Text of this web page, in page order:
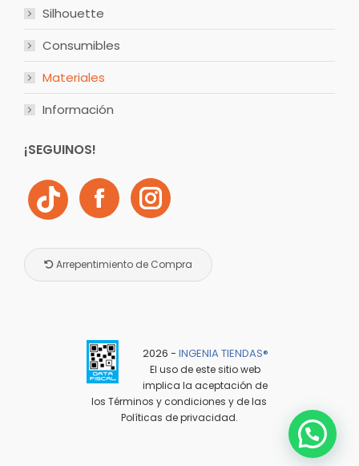
Silhouette
Consumibles
Materiales
Información
¡SEGUINOS!
Arrepentimiento de Compra
2026 - INGENIA TIENDAS®️
El uso de este sitio web
implica la aceptación de
losTérminos y condiciones y de las
Políticas de privacidad.